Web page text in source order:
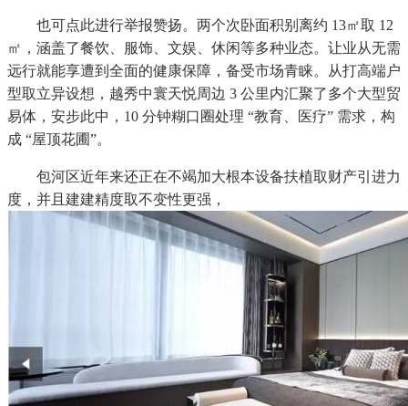
也可点此进行举报赞扬。两个次卧面积别离约 13㎡取 12
㎡，涵盖了餐饮、服饰、文娱、休闲等多种业态。让业从无需
远行就能享遭到全面的健康保障，备受市场青睐。从打高端户
型取立异设想，越秀中寰天悦周边 3 公里内汇聚了多个大型贸
易体，安步此中，10 分钟糊口圈处理 “教育、医疗” 需求，构
成 “屋顶花圃”。
包河区近年来还正在不竭加大根本设备扶植取财产引进力
度，并且建建精度取不变性更强，